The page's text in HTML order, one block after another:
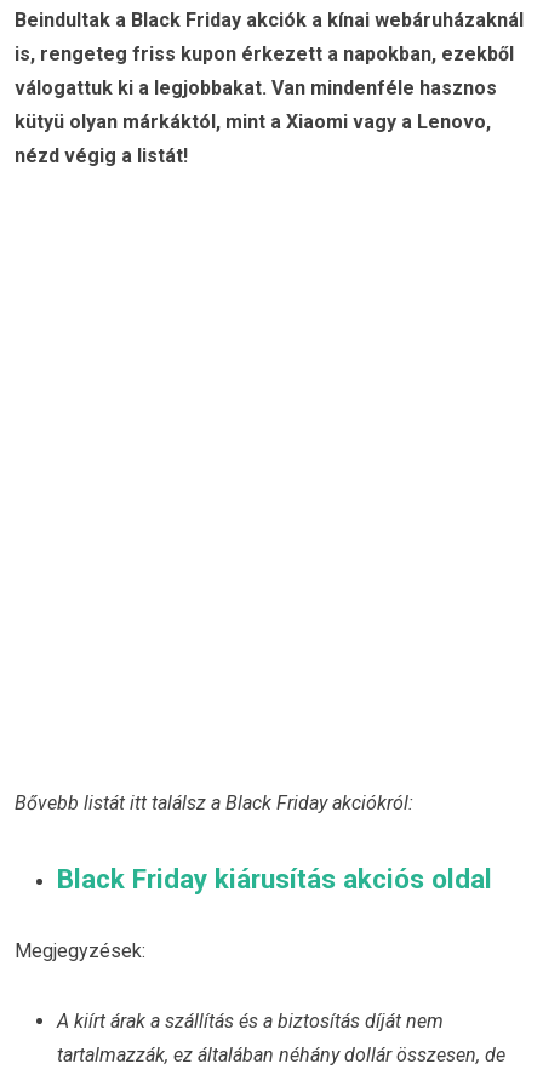
Beindultak a Black Friday akciók a kínai webáruházaknál
is, rengeteg friss kupon érkezett a napokban, ezekből
válogattuk ki a legjobbakat. Van mindenféle hasznos
kütyü olyan márkáktól, mint a Xiaomi vagy a Lenovo,
nézd végig a listát!
Bővebb listát itt találsz a Black Friday akciókról:
Black Friday kiárusítás akciós oldal
Megjegyzések:
A kiírt árak a szállítás és a biztosítás díját nem
tartalmazzák, ez általában néhány dollár összesen, de